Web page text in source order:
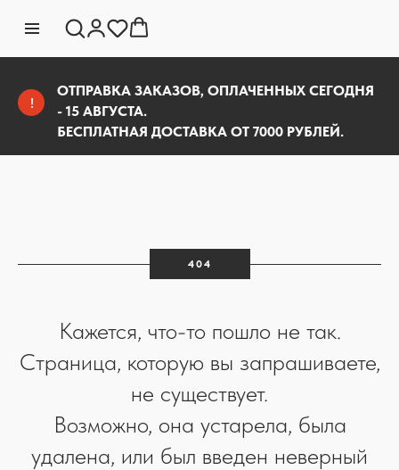
!
ОТПРАВКА ЗАКАЗОВ, ОПЛАЧЕННЫХ СЕГОДНЯ
- 15 АВГУСТА.
БЕСПЛАТНАЯ ДОСТАВКА ОТ 7000 РУБЛЕЙ.
404
Кажется, что-то пошло не так.
Страница, которую вы запрашиваете,
не существует.
Возможно, она устарела, была
удалена, или был введен неверный